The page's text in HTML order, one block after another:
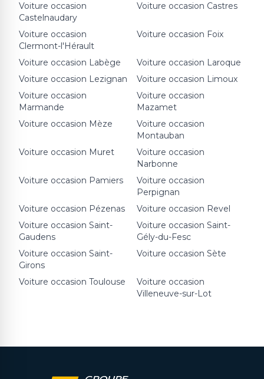
Voiture occasion
Castelnaudary
Voiture occasion Castres
Voiture occasion
Clermont-l'Hérault
Voiture occasion Foix
Voiture occasion Labège Voiture occasion Laroque
Voiture occasion Lezignan Voiture occasion Limoux
Voiture occasion
Marmande
Voiture occasion
Mazamet
Voiture occasion Mèze
Voiture occasion
Montauban
Voiture occasion Muret
Voiture occasion
Narbonne
Voiture occasion Pamiers
Voiture occasion
Perpignan
Voiture occasion Pézenas Voiture occasion Revel
Voiture occasion Saint-
Gaudens
Voiture occasion Saint-
Gély-du-Fesc
Voiture occasion Saint-
Girons
Voiture occasion Sète
Voiture occasion Toulouse
Voiture occasion
Villeneuve-sur-Lot